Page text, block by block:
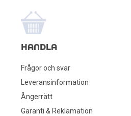
HANDLA
Frågor och svar
Leveransinformation
Ångerrätt
Garanti & Reklamation